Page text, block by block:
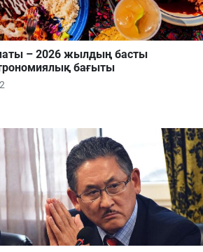
– 2026 жылдың басты
бағыты